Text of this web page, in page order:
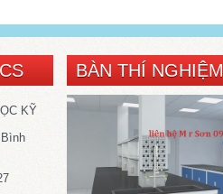
KỸ
BÀN THÍ NGHIỆM